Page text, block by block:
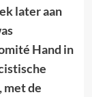
later aan
Hand in
met de